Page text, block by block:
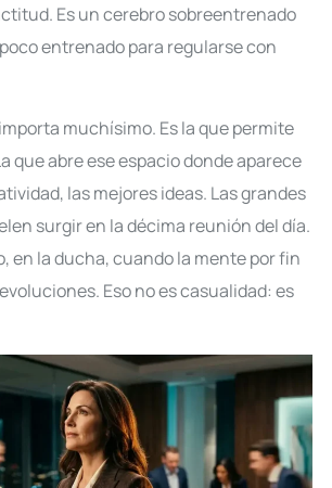
Es un cerebro sobreentrenado
entrenado para regularse con
muchísimo. Es la que permite
que abre ese espacio donde aparece
las mejores ideas. Las grandes
surgir en la décima reunión del día.
en la ducha, cuando la mente por fin
Eso no es casualidad: es